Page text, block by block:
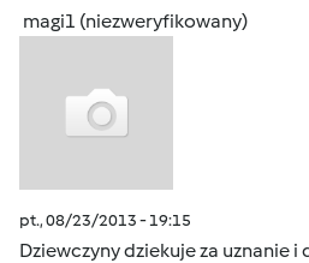
magi1 (niezweryfikowany)
pt., 08/23/2013 - 19:15
Dziewczyny dziekuje za uznanie i